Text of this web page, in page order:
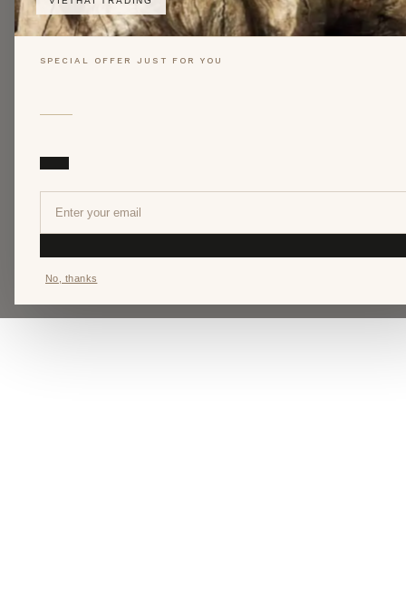
SPECIAL OFFER JUST FOR YOU
No, thanks